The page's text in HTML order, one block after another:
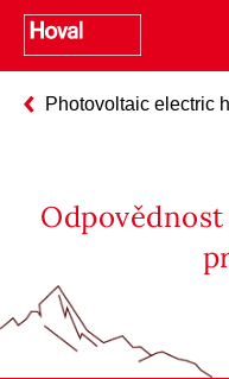
Photovoltaic electric